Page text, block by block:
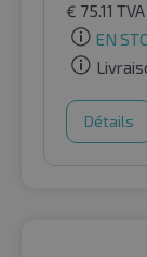
€ 75.11
EN
Détails